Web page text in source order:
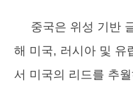
중국은 위성 기반
해 미국, 러시아 및 유
서 미국의 리드를 추